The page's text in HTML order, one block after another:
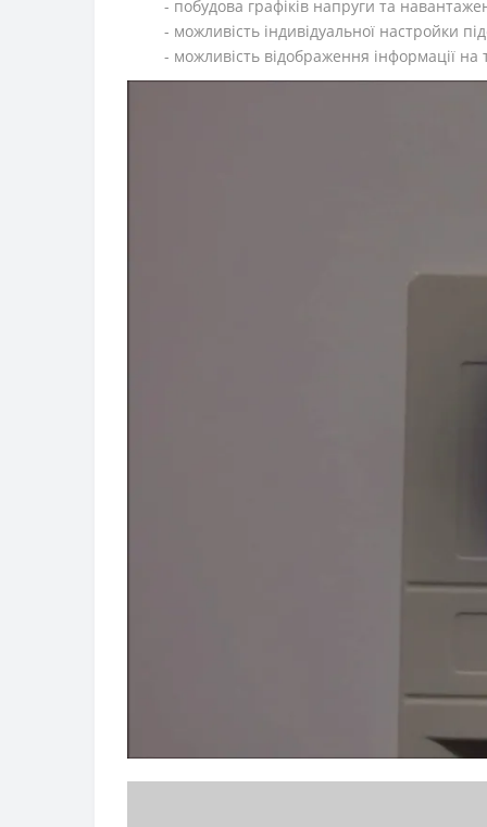
- побудова графіків напруги та
- можливість індивідуальної настройки
- можливість відображення інформації